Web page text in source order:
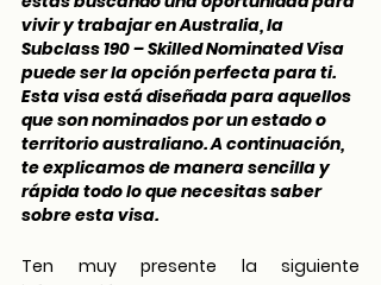
vivir y trabajar en Australia, la
Subclass 190 – Skilled Nominated Visa
puede ser la opción perfecta para ti.
Esta visa está diseñada para aquellos
que son nominados por un estado o
territorio australiano. A continuación,
te explicamos de manera sencilla y
rápida todo lo que necesitas saber
sobre esta visa.
Ten muy presente la siguiente